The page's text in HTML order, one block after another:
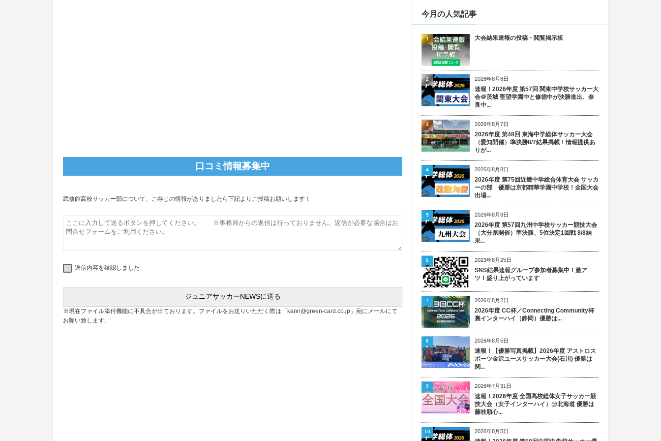
口コミ情報募集中
武修館高校サッカー部について、ご存じの情報がありましたら下記よりご投稿お願いします！
送信内容を確認しました
※現在ファイル添付機能に不具合が出ております。ファイルをお送りいただく際は「 kanri@green-card.co.jp 」宛にメールにて
お願い致します。
今月の人気記事
大会結果速報の投稿・閲覧掲示板
1
2026年8月8日
速報！2026年度 第57回 関東中学校サッカー大
会＠茨城 聖望学園中と修徳中が決勝進出、奈
良中...
2
2026年8月7日
2026年度 第48回 東海中学総体サッカー大会
（愛知開催）準決勝8/7結果掲載！情報提供あ
りが...
3
2026年8月8日
2026年度 第75回近畿中学総合体育大会 サッカ
ーの部 優勝は京都精華学園中学校！全国大会
出場...
4
2026年8月8日
2026年度 第57回九州中学校サッカー競技大会
（大分県開催）準決勝、5位決定1回戦 8/8結
果...
5
2023年8月25日
SNS結果速報グループ参加者募集中！激ア
ツ！盛り上がっています
6
2026年8月2日
2026年度 CC杯／Connecting Community杯
裏インターハイ（静岡）優勝は...
7
2026年8月5日
速報！【優勝写真掲載】2026年度 アストロス
ポーツ金沢ユースサッカー大会(石川) 優勝は
関...
8
2026年7月31日
速報！2026年度 全国高校総体女子サッカー競
技大会（女子インターハイ）@北海道 優勝は
藤枝順心...
9
2026年8月5日
10